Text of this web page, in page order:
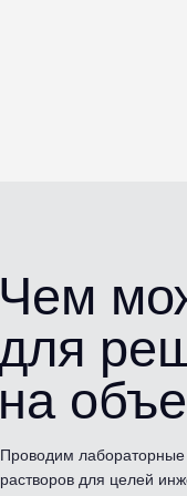
Проводим лабораторные
растворов для целей
Чем
на